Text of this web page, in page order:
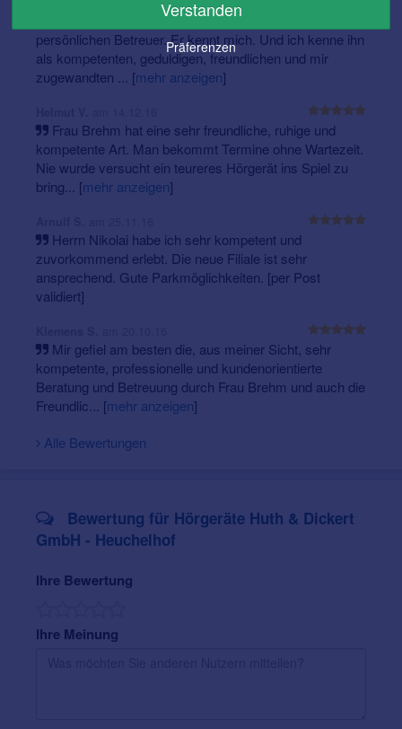
Dienstag und Donnerstag: 08:00 Uhr bis 13:00 Uhr und
14:00 Uhr bis 17:00 Uhr
Oder vereinbaren Sie einen individuellen Termin. Nutzen
Sie dafür einfach dieKontaktbox rechts
So finden Sie uns:
Unser Fachgeschäft in derBerner Str. 16finden Sie in
den Räumen der Stiftung Hör- und Sprachförderung.
Wenn Sie aus Richtung Heidingsfeld an der ersten
Ampel rechts in die Berner Straße abbiegen (nach ca.
700m rechts gegenüber "Gut Heuchelhof").
Öffentliche Verkehrsmittel:
Straßenbahn - Linie 3 Haltestelle "Athener Ring"
dann nach 300m entlang der Berner Straße auf der
Ich hatte von Anfang an Herrn Nikolai als
persönlichen Betreuer. Er kennt mich. Und ich kenne ihn
als kompetenten, geduldigen, freundlichen und mir
zugewandten ... [mehr anzeigen]
Frau Brehm hat eine sehr freundliche, ruhige und
kompetente Art. Man bekommt Termine ohne Wartezeit.
Nie wurde versucht ein teureres Hörgerät ins Spiel zu
bring... [mehr anzeigen]
Herrn Nikolai habe ich sehr kompetent und
zuvorkommend erlebt. Die neue Filiale ist sehr
ansprechend. Gute Parkmöglichkeiten. [per Post
validiert]
Mir gefiel am besten die, aus meiner Sicht, sehr
kompetente, professionelle und kundenorientierte
Beratung und Betreuung durch Frau Brehm und auch die
Freundlic... [mehr anzeigen]
Alle Bewertungen
Bewertung für Hörgeräte Huth & Dickert
GmbH - Heuchelhof
Ihre Bewertung
Ihre Meinung
Verstanden
Präferenzen